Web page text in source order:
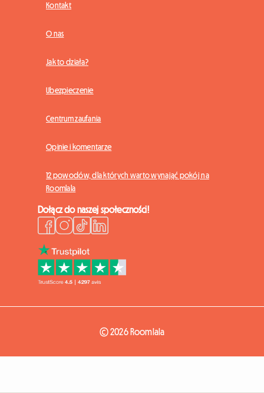
Kontakt
O nas
Jak to działa?
Ubezpieczenie
Centrum zaufania
Opinie i komentarze
12 powodów, dla których warto wynająć pokój na
Roomlala
Dołącz do naszej społeczności!
© 2026 Roomlala